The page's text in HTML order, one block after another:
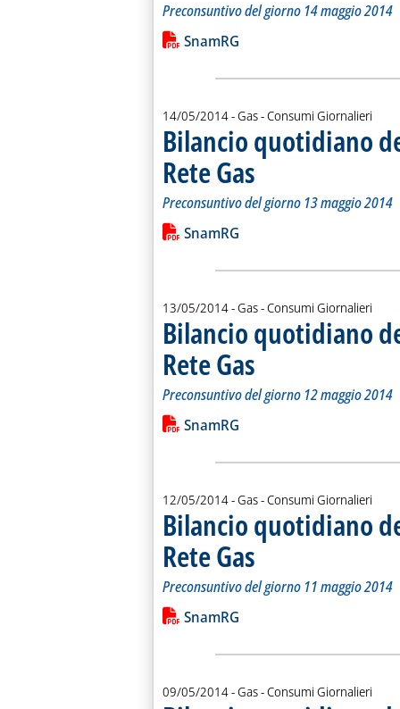
Preconsuntivo del giorno 14 maggio 2014
Leggi tutta la notizia: 'Bilancio
Lista allegati PDF alla notizia
SnamRG
14/05/2014- Gas - Consumi Giornalieri
Bilancio quotidiano
Rete Gas . Sottotitolo: Preconsuntivo del
. Pubblicata mercoledì 14 maggio
Preconsuntivo del giorno 13 maggio 2014
Leggi tutta la notizia: 'Bilancio
Lista allegati PDF alla notizia
SnamRG
13/05/2014- Gas - Consumi Giornalieri
Bilancio quotidiano
Rete Gas . Sottotitolo: Preconsuntivo del
. Pubblicata martedì 13 maggio
Preconsuntivo del giorno 12 maggio 2014
Leggi tutta la notizia: 'Bilancio
Lista allegati PDF alla notizia
SnamRG
12/05/2014- Gas - Consumi Giornalieri
Bilancio quotidiano
Rete Gas . Sottotitolo: Preconsuntivo del
. Pubblicata lunedì 12 maggio
Preconsuntivo del giorno 11 maggio 2014
Leggi tutta la notizia: 'Bilancio
Lista allegati PDF alla notizia
SnamRG
09/05/2014- Gas - Consumi Giornalieri